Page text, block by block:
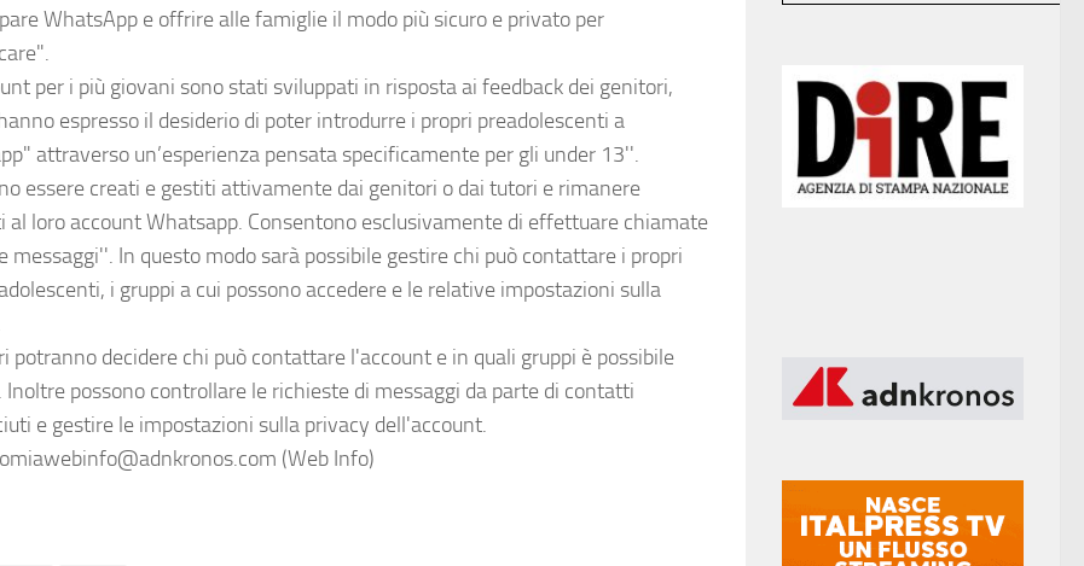
WhatsApp e offrire alle famiglie il modo più sicuro e privato per
per i più giovani sono stati sviluppati in risposta ai feedback dei genitori,
espresso il desiderio di poter introdurre i propri preadolescenti a
attraverso un’esperienza pensata specificamente per gli under 13''.
essere creati e gestiti attivamente dai genitori o dai tutori e rimanere
al loro account Whatsapp. Consentono esclusivamente di effettuare chiamate
messaggi''. In questo modo sarà possibile gestire chi può contattare i propri
i gruppi a cui possono accedere e le relative impostazioni sulla
potranno decidere chi può contattare l'account e in quali gruppi è possibile
Inoltre possono controllare le richieste di messaggi da parte di contatti
e gestire le impostazioni sulla privacy dell'account.
(Web Info)